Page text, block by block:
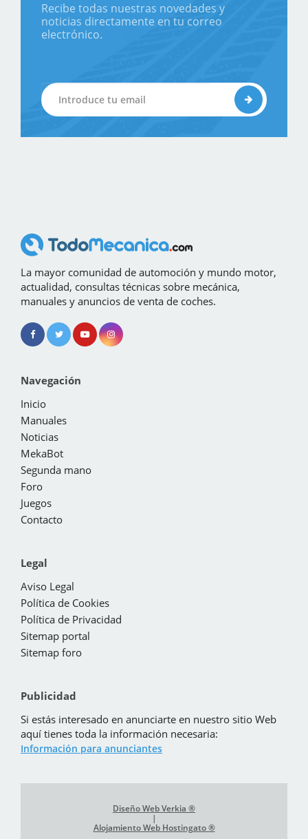
Recibe todas nuestras novedades y
noticias directamente en tu correo
electrónico.
La mayor comunidad de automoción y mundo motor,
actualidad, consultas técnicas sobre mecánica,
manuales y anuncios de venta de coches.
Navegación
Inicio
Manuales
Noticias
MekaBot
Segunda mano
Foro
Juegos
Contacto
Legal
Aviso Legal
Política de Cookies
Política de Privacidad
Sitemap portal
Sitemap foro
Publicidad
Si estás interesado en anunciarte en nuestro sitio Web
aquí tienes toda la información necesaria:
Información para anunciantes
Diseño Web Verkia ®
|
Alojamiento Web Hostingato ®